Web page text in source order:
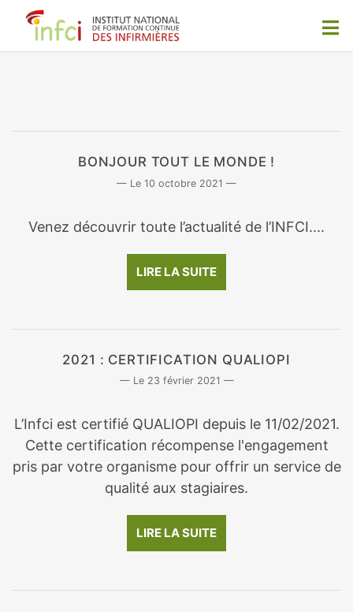
BONJOUR TOUT LE MONDE !
10 octobre 2021
Venez découvrir toute l’actualité de l’INFCI....
LIRE LA SUITE
2021 : CERTIFICATION QUALIOPI
23 février 2021
L’Infci est certifié QUALIOPI depuis le 11/02/2021.
Cette certification récompense l'engagement
pris par votre organisme pour offrir un service de
qualité aux stagiaires.
LIRE LA SUITE